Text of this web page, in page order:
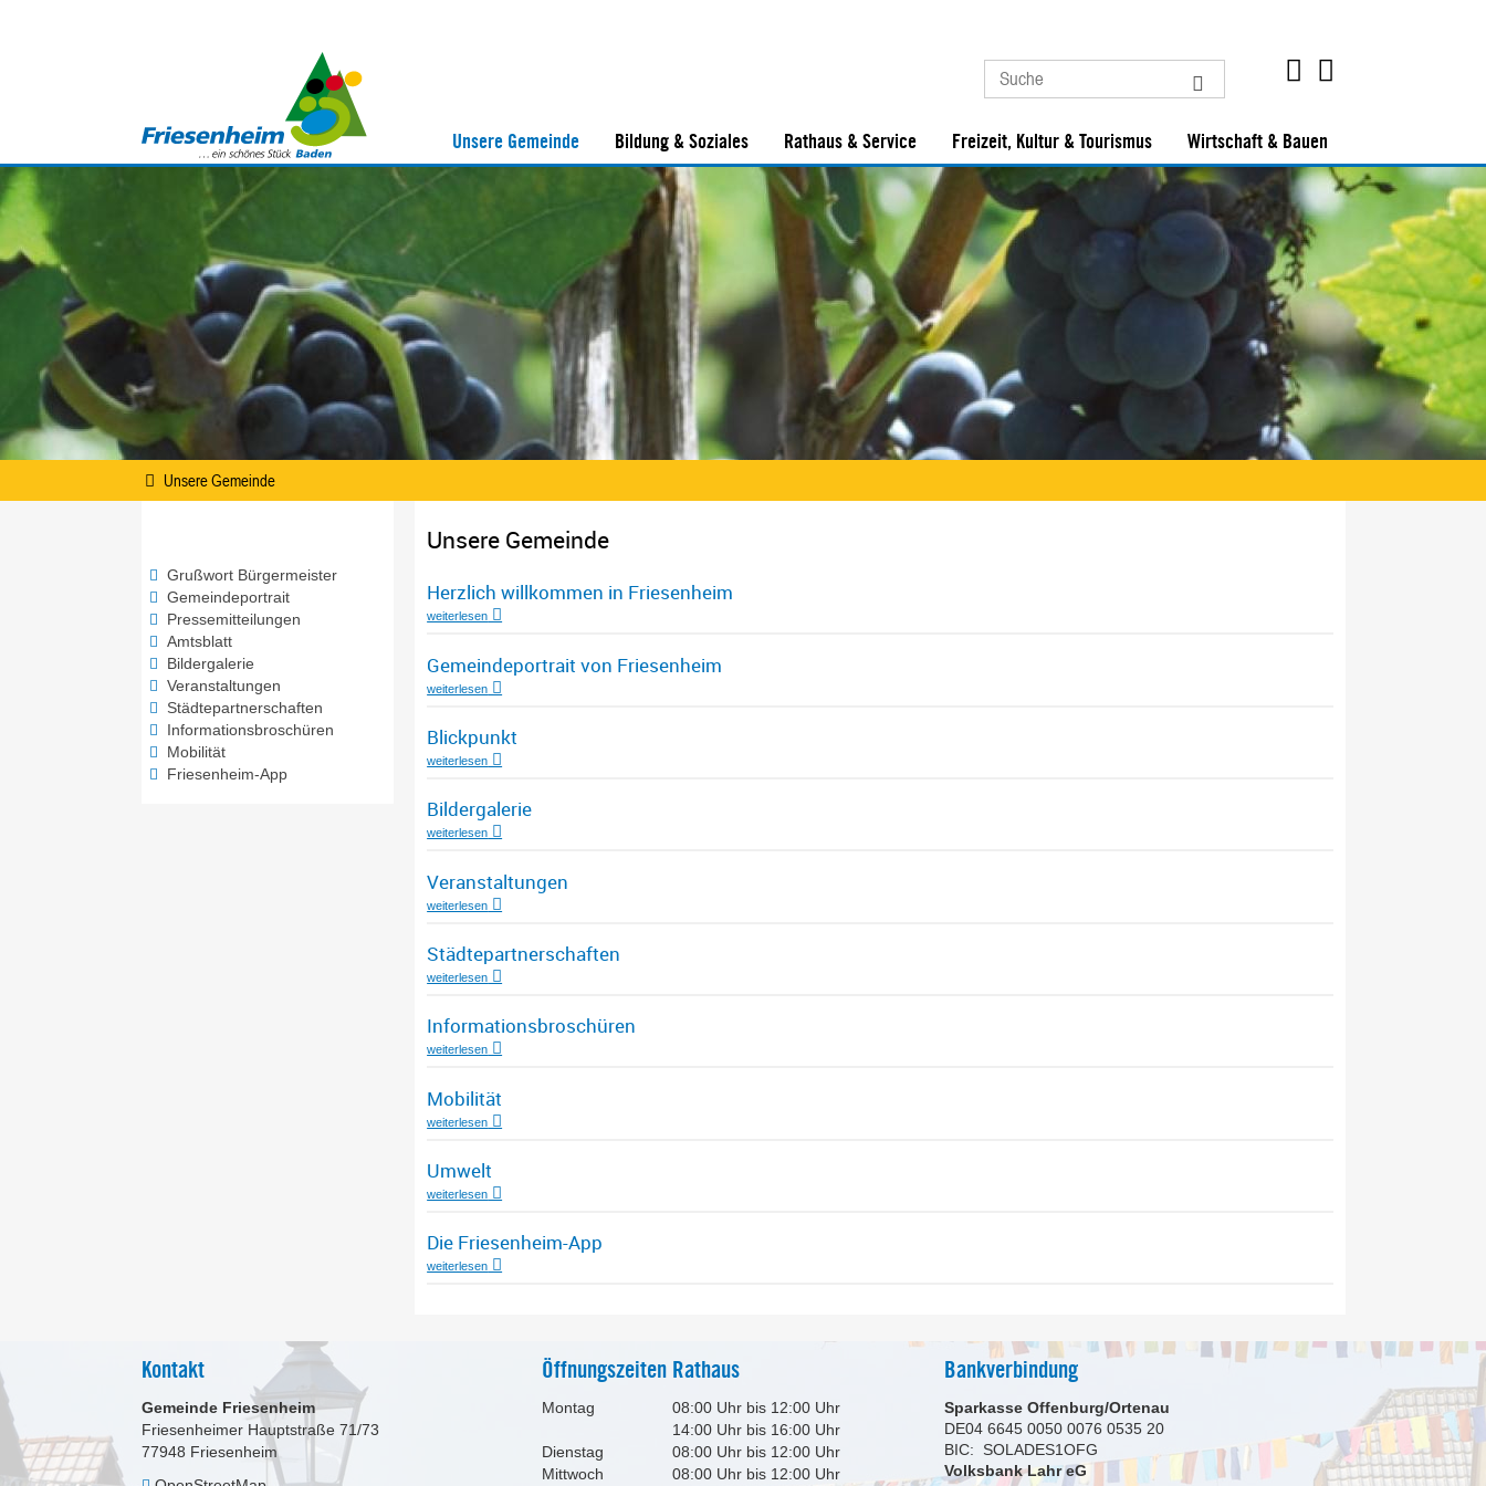
Unsere Gemeinde Bildung & Soziales Rathaus & Service Freizeit, Kultur & Tourismus Wirtschaft & Bauen
Unsere Gemeinde
Grußwort Bürgermeister
Gemeindeportrait
Pressemitteilungen
Amtsblatt
Bildergalerie
Veranstaltungen
Städtepartnerschaften
Informationsbroschüren
Mobilität
Friesenheim-App
Unsere Gemeinde
Herzlich willkommen in Friesenheim
weiterlesen
Gemeindeportrait von Friesenheim
weiterlesen
Blickpunkt
weiterlesen
Bildergalerie
weiterlesen
Veranstaltungen
weiterlesen
Städtepartnerschaften
weiterlesen
Informationsbroschüren
weiterlesen
Mobilität
weiterlesen
Umwelt
weiterlesen
Die Friesenheim-App
weiterlesen
Kontakt
Gemeinde Friesenheim
Friesenheimer Hauptstraße 71/73
77948 Friesenheim
Öffnungszeiten Rathaus
Montag
08:00 Uhr bis 12:00 Uhr
14:00 Uhr bis 16:00 Uhr
Dienstag
08:00 Uhr bis 12:00 Uhr
Mittwoch
08:00 Uhr bis 12:00 Uhr
Bankverbindung
Sparkasse Offenburg/Ortenau
DE04 6645 0050 0076 0535 20
BIC: SOLADES1OFG
Volksbank Lahr eG